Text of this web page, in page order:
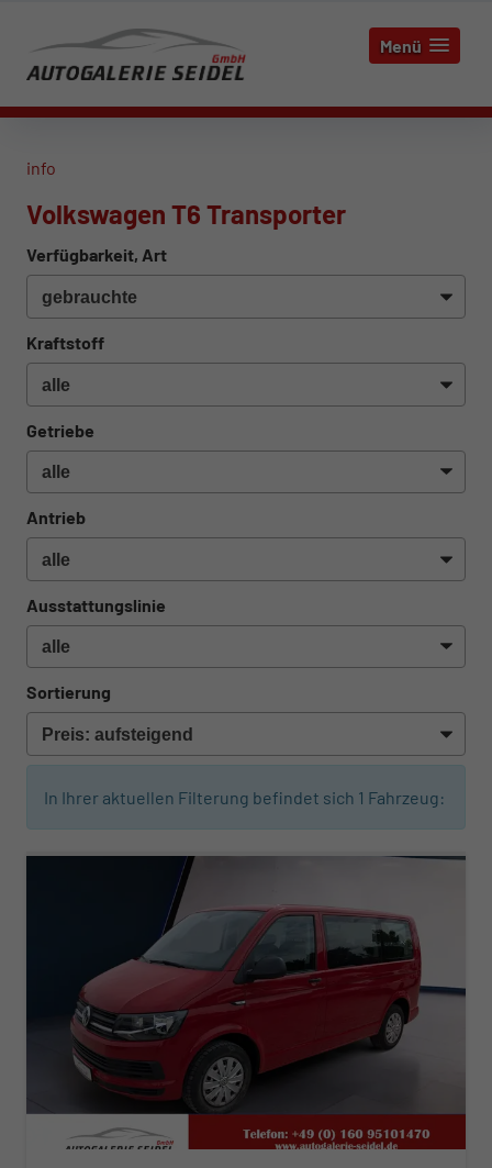
Menü
info
Volkswagen T6 Transporter
Verfügbarkeit, Art
Kraftstoff
Getriebe
Antrieb
Ausstattungslinie
Sortierung
In Ihrer aktuellen Filterung befindet sich 1 Fahrzeug:
ab 354,– € mtl.